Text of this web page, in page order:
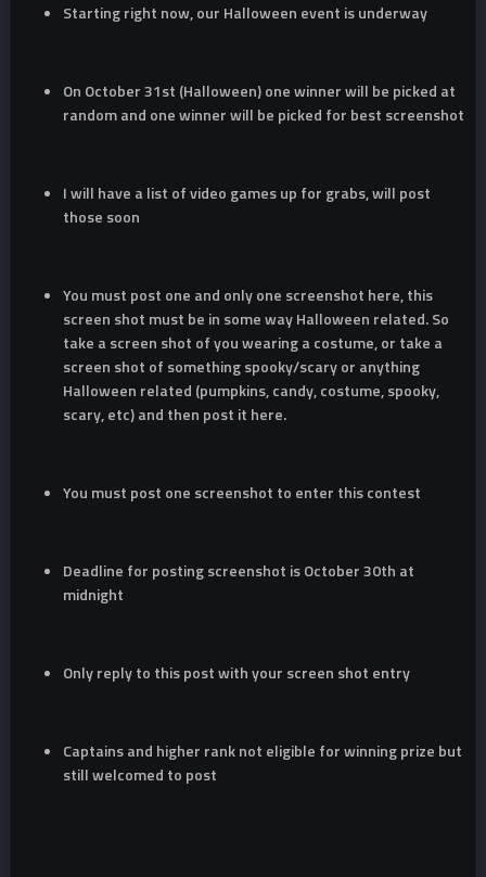
Starting right now, our Halloween event is underway
On October 31st (Halloween) one winner will be picked at
random and one winner will be picked for best screenshot
I will have a list of video games up for grabs, will post
those soon
You must post one and only one screenshot here, this
screen shot must be in some way Halloween related. So
take a screen shot of you wearing a costume, or take a
screen shot of something spooky/scary or anything
Halloween related (pumpkins, candy, costume, spooky,
scary, etc) and then post it here.
You must post one screenshot to enter this contest
Deadline for posting screenshot is October 30th at
midnight
Only reply to this post with your screen shot entry
Captains and higher rank not eligible for winning prize but
still welcomed to post